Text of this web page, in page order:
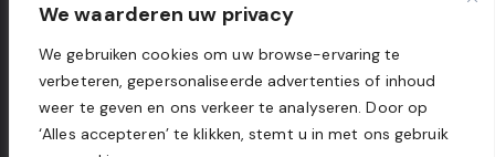
We waarderen uw privacy
We gebruiken cookies om uw browse-ervaring te
verbeteren, gepersonaliseerde advertenties of inhoud
weer te geven en ons verkeer te analyseren. Door op
‘Alles accepteren’ te klikken, stemt u in met ons gebruik
Facebook
Instagram
Tik-tok
Snapchat